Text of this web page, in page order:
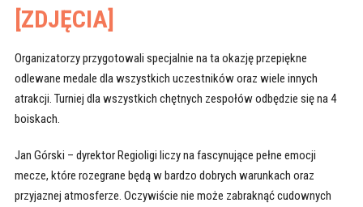
[ZDJĘCIA]
Organizatorzy przygotowali specjalnie na ta okazję przepiękne
odlewane medale dla wszystkich uczestników oraz wiele innych
atrakcji. Turniej dla wszystkich chętnych zespołów odbędzie się na 4
boiskach.
Jan Górski – dyrektor Regioligi liczy na fascynujące pełne emocji
mecze, które rozegrane będą w bardzo dobrych warunkach oraz
przyjaznej atmosferze. Oczywiście nie może zabraknąć cudownych